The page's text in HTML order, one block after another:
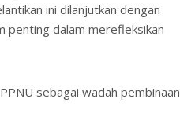
ini dilanjutkan dengan
penting dalam merefleksikan
sebagai wadah pembinaan